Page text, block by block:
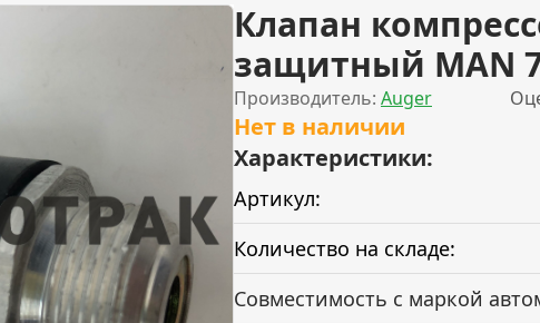
Клапан
защитный MAN
Производитель: Auger
Нет в наличии
Характеристики:
Артикул:
Количество на складе:
Совместимость с маркой